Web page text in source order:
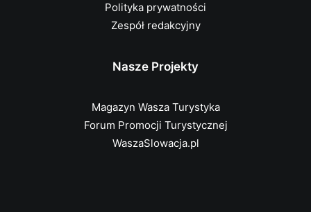
Polityka prywatności
Zespół redakcyjny
Nasze Projekty
Magazyn Wasza Turystyka
Forum Promocji Turystycznej
WaszaSlowacja.pl